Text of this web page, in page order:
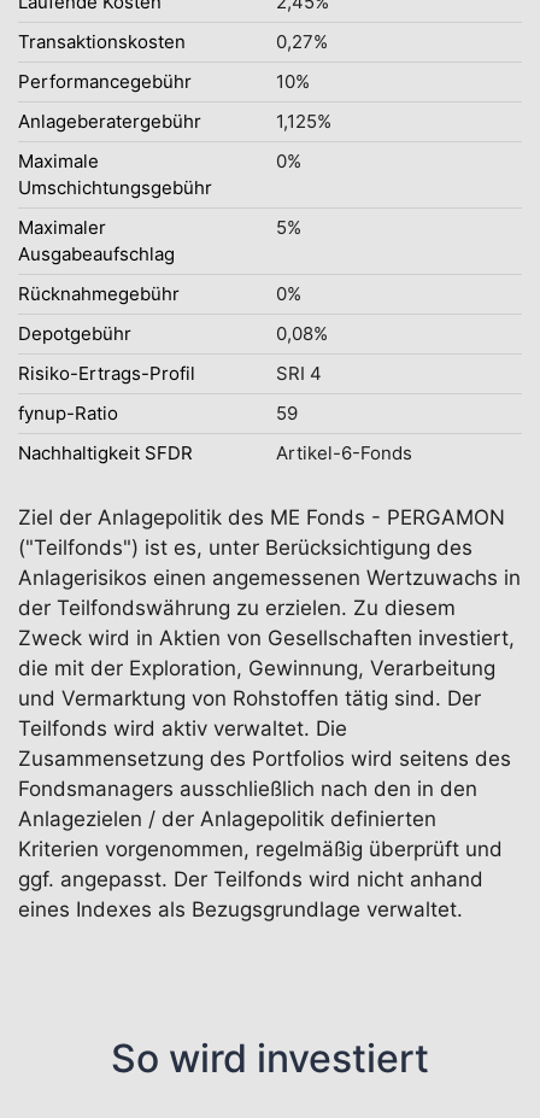
Transaktionskosten
0,27%
Performancegebühr
10%
Anlageberatergebühr
1,125%
Maximale
Umschichtungsgebühr
0%
Maximaler
Ausgabeaufschlag
5%
Rücknahmegebühr
0%
Depotgebühr
0,08%
Risiko-Ertrags-Profil
SRI 4
fynup-Ratio
59
Nachhaltigkeit SFDR
Artikel-6-Fonds
Ziel der Anlagepolitik des ME Fonds - PERGAMON
("Teilfonds") ist es, unter Berücksichtigung des
Anlagerisikos einen angemessenen Wertzuwachs in
der Teilfondswährung zu erzielen. Zu diesem
Zweck wird in Aktien von Gesellschaften investiert,
die mit der Exploration, Gewinnung, Verarbeitung
und Vermarktung von Rohstoffen tätig sind. Der
Teilfonds wird aktiv verwaltet. Die
Zusammensetzung des Portfolios wird seitens des
Fondsmanagers ausschließlich nach den in den
Anlagezielen / der Anlagepolitik definierten
Kriterien vorgenommen, regelmäßig überprüft und
ggf. angepasst. Der Teilfonds wird nicht anhand
eines Indexes als Bezugsgrundlage verwaltet.
So wird investiert